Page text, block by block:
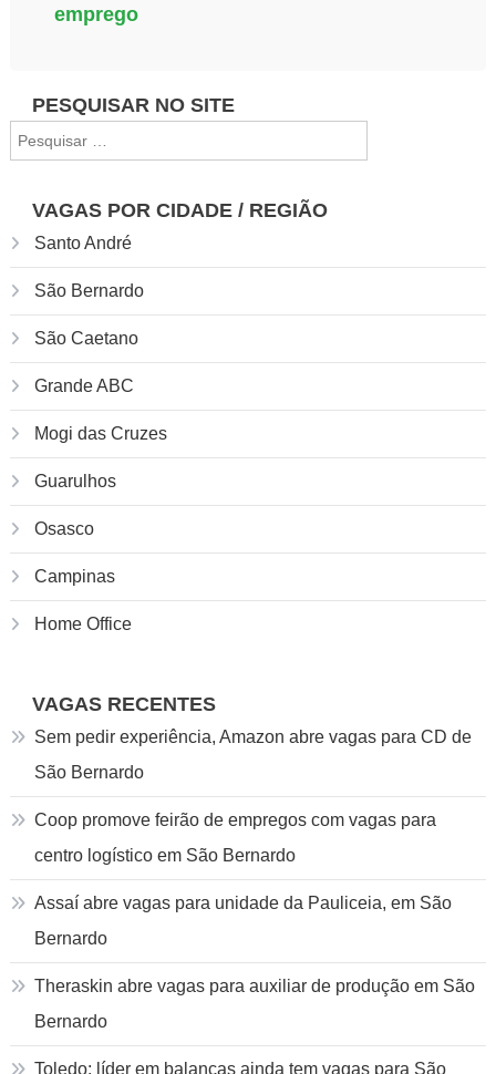
emprego
Navegação
de
Post
PESQUISAR NO SITE
por:
VAGAS POR CIDADE / REGIÃO
Santo André
São Bernardo
São Caetano
Grande ABC
Mogi das Cruzes
Guarulhos
Osasco
Campinas
Home Office
VAGAS RECENTES
Sem pedir experiência, Amazon abre vagas para CD de
São Bernardo
Coop promove feirão de empregos com vagas para
centro logístico em São Bernardo
Assaí abre vagas para unidade da Pauliceia, em São
Bernardo
Theraskin abre vagas para auxiliar de produção em São
Bernardo
Toledo: líder em balanças ainda tem vagas para São